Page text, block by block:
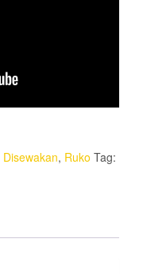
Disewakan, Ruko Tag: